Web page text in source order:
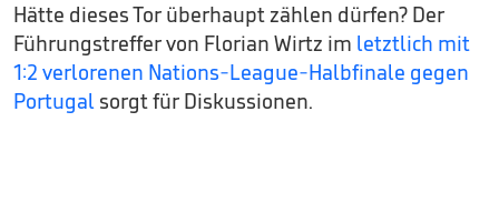
Hätte dieses Tor überhaupt zählen dürfen? Der
Führungstreffer von Florian Wirtz im letztlich mit
1:2 verlorenen Nations-League-Halbfinale gegen
Portugal sorgt für Diskussionen.